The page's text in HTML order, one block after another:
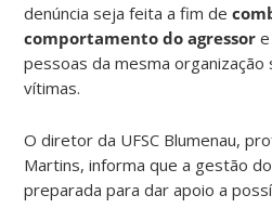
denúncia seja feita a fim de
comportamento do agressor
pessoas da mesma
vítimas.
O diretor da UFSC Blumenau,
Martins, informa que a gestão
preparada para dar apoio a